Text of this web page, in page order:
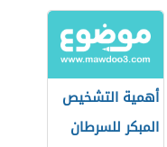
أهمية التشخيص
المبكر للسرطان